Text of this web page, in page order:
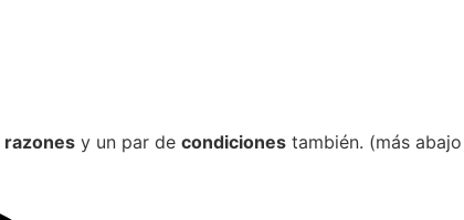
razones y un par de condiciones también. (más abajo